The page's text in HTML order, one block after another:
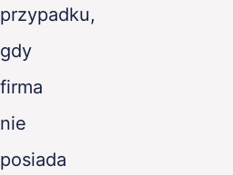
przypadku,
gdy
firma
nie
posiada